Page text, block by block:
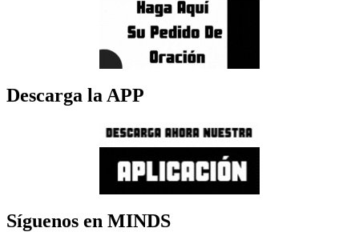
Descarga la APP
Síguenos en MINDS